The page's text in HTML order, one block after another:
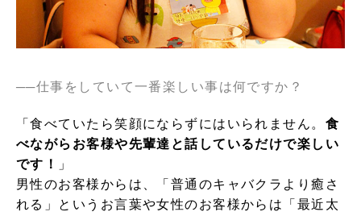
──仕事をしていて一番楽しい事は何ですか？
「食べていたら笑顔にならずにはいられません。 食
べながらお客様や先輩達と話しているだけで楽しい
です！
」
男性のお客様からは、「普通のキャバクラより癒さ
れる」というお言葉や女性のお客様からは「最近太